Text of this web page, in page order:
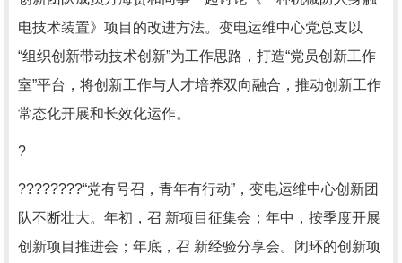
电技术装置》项目的改进方法。变电运维中心党总支以
“组织创新带动技术创新”为工作思路，打造“党员创新工作
室”平台，将创新工作与人才培养双向融合，推动创新工作
常态化开展和长效化运作。
?
????????“党有号召，青年有行动”，变电运维中心创新团
队不断壮大。年初，召 新项目征集会；年中，按季度开展
创新项目推进会；年底，召 新经验分享会。闭环的创新项